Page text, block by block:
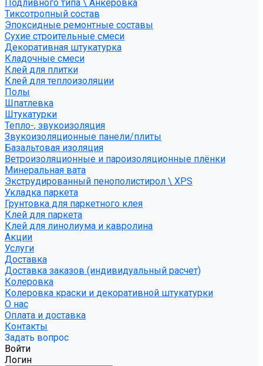
Подливного типа \ Анкеровка
Тиксотропный состав
Эпоксидные ремонтные составы
Сухие строительные смеси
Декоративная штукатурка
Кладочные смеси
Клей для плитки
Клей для теплоизоляции
Полы
Шпатлевка
Штукатурки
Тепло-, звукоизоляция
Звукоизоляционные панели/плиты
Базальтовая изоляция
Ветроизоляционные и пароизоляционные плёнки
Минеральная вата
Экструдированный пенополистирол \ XPS
Укладка паркета
Грунтовка для паркетного клея
Клей для паркета
Клей для линолиума и кавролина
Акции
Услуги
Доставка
Доставка заказов (индивидуальный расчет)
Колеровка
Колеровка краски и декоративной штукатурки
О нас
Оплата и доставка
Контакты
Задать вопрос
Войти
Логин